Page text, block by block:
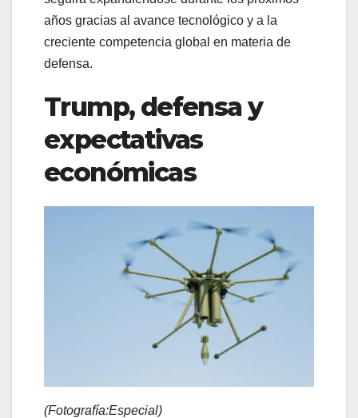
años gracias al avance tecnológico y a la
creciente competencia global en materia de
defensa.
Trump, defensa y
expectativas
económicas
(Fotografía:Especial)